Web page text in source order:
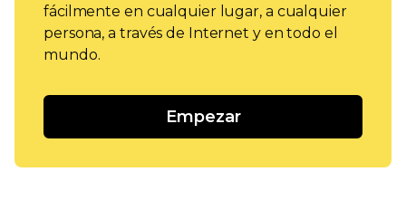
fácilmente en cualquier lugar, a cualquier
persona, a través de Internet y en todo el
mundo.
Empezar